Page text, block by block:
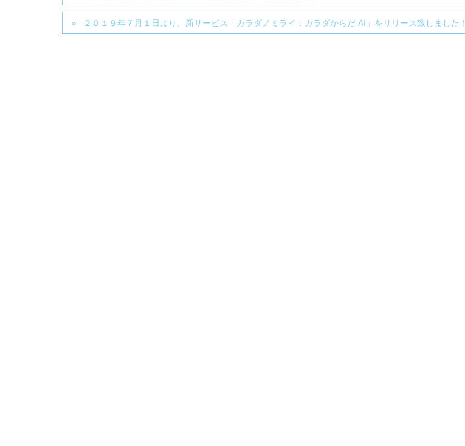
２０１９年７月１日より、新サービス「カラダノミライ：カラダからだ AI」をリリース致しました！